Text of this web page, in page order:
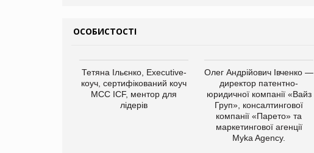
ОСОБИСТОСТІ
Тетяна Ільєнко, Executive-
коуч, сертифікований коуч
МСС ICF, ментор для
лідерів
Олег Андрійович Івченко —
директор патентно-
юридичної компанії «Вайз
Груп», консалтингової
компанії «Парето» та
маркетингової агенції
Myka Agency.